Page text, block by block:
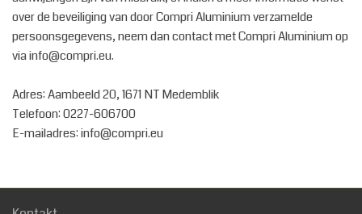
over de beveiliging van door Compri Aluminium verzamelde
persoonsgegevens, neem dan contact met Compri Aluminium op
via info@compri.eu.
Adres: Aambeeld 20, 1671 NT Medemblik
Telefoon: 0227-606700
E-mailadres: info@compri.eu